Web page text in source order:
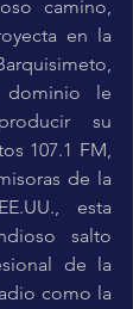
camino,
en la
dominio le
su
107.1 FM,
de la
esta
salto
de la
como la